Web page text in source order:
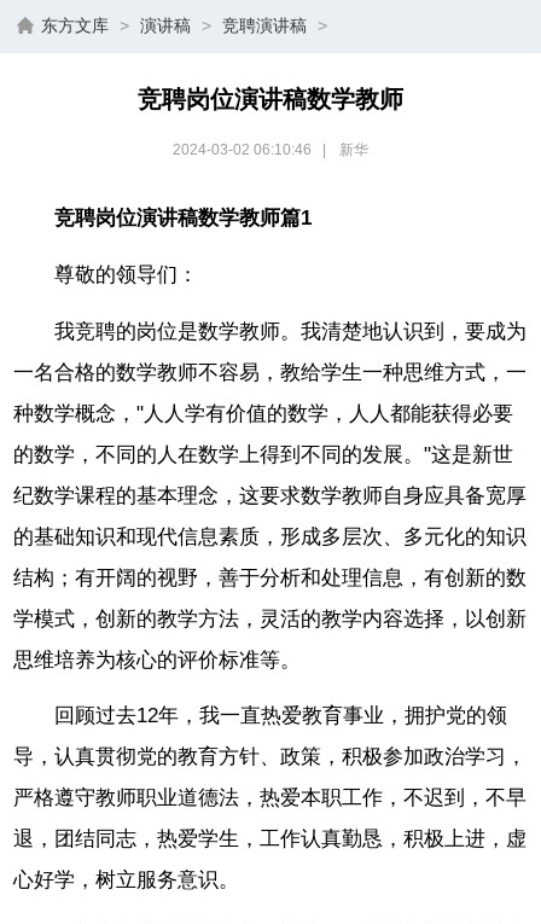
东方文库 > 演讲稿 > 竞聘演讲稿 >
竞聘岗位演讲稿数学教师
2024-03-02 06:10:46 新华
竞聘岗位演讲稿数学教师篇1
尊敬的领导们：
我竞聘的岗位是数学教师。我清楚地认识到，要成为
一名合格的数学教师不容易，教给学生一种思维方式，一
种数学概念，"人人学有价值的数学，人人都能获得必要
的数学，不同的人在数学上得到不同的发展。"这是新世
纪数学课程的基本理念，这要求数学教师自身应具备宽厚
的基础知识和现代信息素质，形成多层次、多元化的知识
结构；有开阔的视野，善于分析和处理信息，有创新的数
学模式，创新的教学方法，灵活的教学内容选择，以创新
思维培养为核心的评价标准等。
回顾过去12年，我一直热爱教育事业，拥护党的领
导，认真贯彻党的教育方针、政策，积极参加政治学习，
严格遵守教师职业道德法，热爱本职工作，不迟到，不早
退，团结同志，热爱学生，工作认真勤恳，积极上进，虚
心好学，树立服务意识。